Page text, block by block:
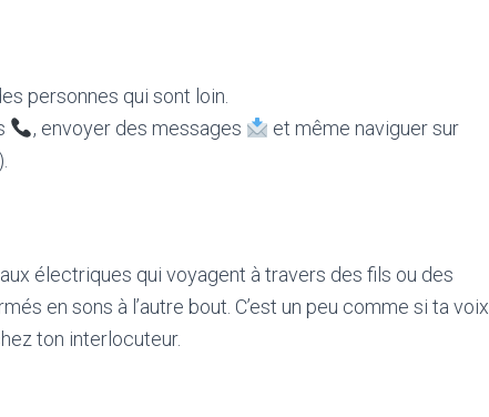
personnes qui sont loin.
, envoyer des messages
et même naviguer sur
électriques qui voyagent à travers des fils ou des
en sons à l’autre bout. C’est un peu comme si ta voix
ton interlocuteur.